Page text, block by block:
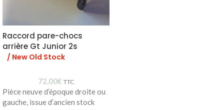
Raccord pare-chocs
arrière Gt Junior 2s
/ New Old Stock
72,00€ TTC
Pièce neuve d’époque droite ou
gauche, issue d’ancien stock